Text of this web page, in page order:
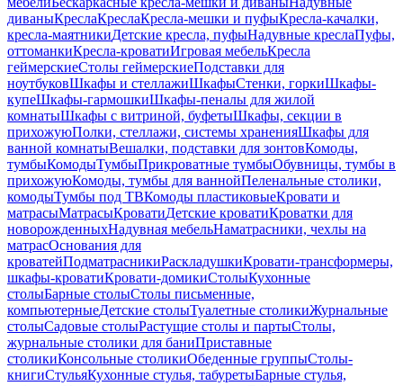
диваныКреслаКреслаКресла-мешки и пуфыКресла-качалки,
кресла-маятникиДетские кресла, пуфыНадувные креслаПуфы,
оттоманкиКресла-кроватиИгровая мебельКресла
геймерскиеСтолы геймерскиеПодставки для
ноутбуковШкафы и стеллажиШкафыСтенки, горкиШкафы-
купеШкафы-гармошкиШкафы-пеналы для жилой
комнатыШкафы с витриной, буфетыШкафы, секции в
прихожуюПолки, стеллажи, системы храненияШкафы для
ванной комнатыВешалки, подставки для зонтовКомоды,
тумбыКомодыТумбыПрикроватные тумбыОбувницы, тумбы в
прихожуюКомоды, тумбы для ваннойПеленальные столики,
комодыТумбы под ТВКомоды пластиковыеКровати и
матрасыМатрасыКроватиДетские кроватиКроватки для
новорожденныхНадувная мебельНаматрасники, чехлы на
матрасОснования для
кроватейПодматрасникиРаскладушкиКровати-трансформеры,
шкафы-кроватиКровати-домикиСтолыКухонные
столыБарные столыСтолы письменные,
компьютерныеДетские столыТуалетные столикиЖурнальные
столыСадовые столыРастущие столы и партыСтолы,
журнальные столики для баниПриставные
столикиКонсольные столикиОбеденные группыСтолы-
книгиСтульяКухонные стулья, табуретыБарные стулья,